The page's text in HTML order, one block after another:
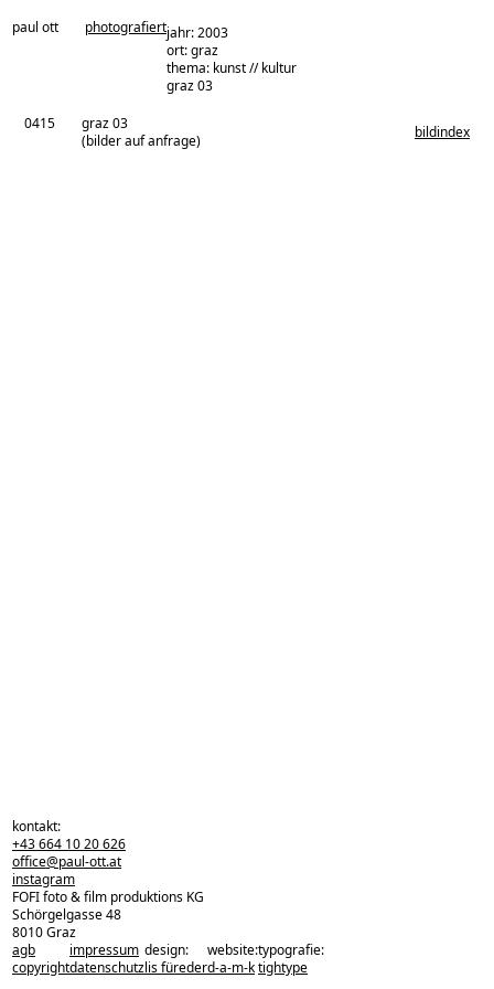
paul ott photografiertjahr: 2003
ort: graz
thema: kunst // kultur
architekturbüro:
graz 03
0415
graz 03
(bilder auf anfrage)
bildindex
zurück zu den projekten
kontakt:
+43 664 10 20 626
office@paul-ott.at
instagram
FOFI foto & film produktions KG
Schörgelgasse 48
8010 Graz
agb
copyright
impressum
datenschutz
design:
lis füreder
website:
d-a-m-k
typografie:
tightype